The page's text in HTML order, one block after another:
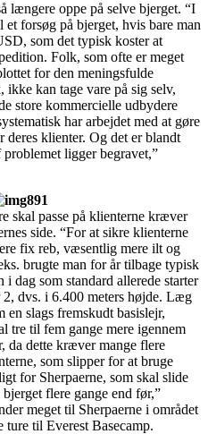
længere oppe på selve bjerget. “I
forsøg på bjerget, hvis bare man
som det typisk koster at
Folk, som ofte er meget
for den meningsfulde
kan tage vare på sig selv,
store kommercielle udbydere
har arbejdet med at gøre
deres klienter. Og det er blandt
ligger begravet,”
skal passe på klienterne kræver
side. “For at sikre klienterne
fix reb, væsentlig mere ilt og
brugte man for år tilbage typisk
dag som standard allerede starter
dvs. i 6.400 meters højde. Læg
en slags fremskudt basislejr,
tre til fem gange mere igennem
da dette kræver mange flere
som slipper for at bruge
for Sherpaerne, som skal slide
flere gange end før,”
meget til Sherpaerne i området
ture til Everest Basecamp.